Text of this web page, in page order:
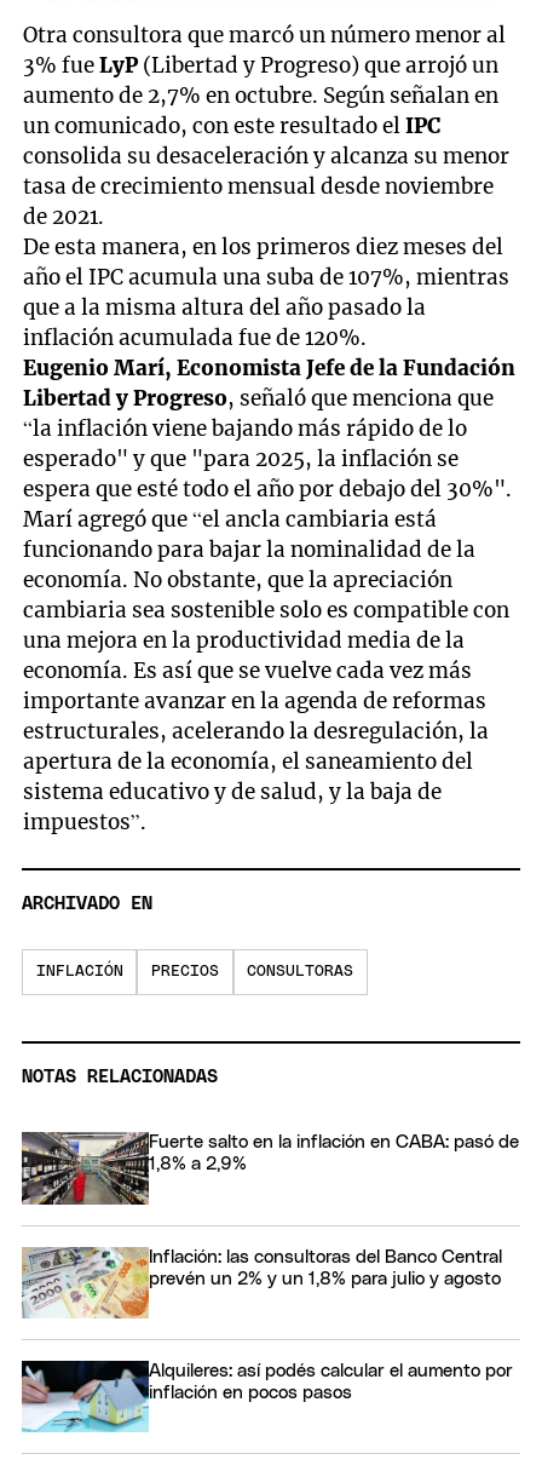
Otra consultora que marcó un número menor al
3% fueLyP (Libertad y Progreso) que arrojó un
aumento de 2,7% en octubre. Según señalan en
un comunicado, con este resultado elIPC
consolida su desaceleración y alcanza su menor
tasa de crecimiento mensual desde noviembre
de 2021.
De esta manera, en los primeros diez meses del
año el IPC acumula una suba de 107%, mientras
que a la misma altura del año pasado la
inflación acumulada fue de 120%.
Eugenio Marí, Economista Jefe de la Fundación
Libertad y Progreso, señaló que menciona que
“la inflación viene bajando más rápido de lo
esperado" y que "para 2025, la inflación se
espera que esté todo el año por debajo del 30%".
Marí agregó que “el ancla cambiaria está
funcionando para bajar la nominalidad de la
economía. No obstante, que la apreciación
cambiaria sea sostenible solo es compatible con
una mejora en la productividad media de la
economía. Es así que se vuelve cada vez más
importante avanzar en la agenda de reformas
estructurales, acelerando la desregulación, la
apertura de la economía, el saneamiento del
sistema educativo y de salud, y la baja de
impuestos”.
ARCHIVADO EN
INFLACIÓN PRECIOS CONSULTORAS
NOTAS RELACIONADAS
Fuerte salto en la inflación en CABA: pasó de
1,8% a 2,9%
Inflación: las consultoras del Banco Central
prevén un 2% y un 1,8% para julio y agosto
Alquileres: así podés calcular el aumento por
inflación en pocos pasos